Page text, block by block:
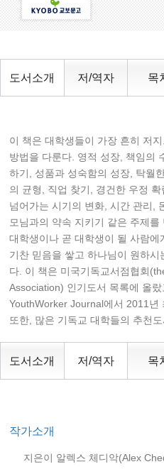
도서소개 저/역자 목
이 책은 대학생들이 가장 흔히 저
방법을 다룬다. 영적 성장, 책임의
하기, 성품과 성숙함의 성장, 탁월
의 균형, 직업 찾기, 경건한 우정
넘어가는 시기의 변화, 시간 관리,
모님과의 약속 지키기 같은 주제를
대학생이나 곧 대학생이 될 사람
기찬 믿음을 쌓고 하나님이 원하
다. 이 책은 미국기독교서점협회
Association) 인기도서 목록에 올
YouthWorker Journal에서 2011년
또한, 많은 기독교 대학들의 추천
도서소개 저/역자 목
작가소개
지은이 알렉스 체디악(Alex